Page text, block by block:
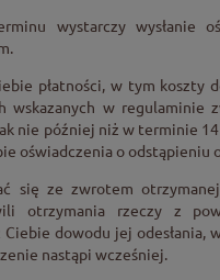
wystarczy wysłanie
płatności, w tym koszty
wskazanych w regulaminie
nie później niż w terminie
oświadczenia o odstąpieniu
się ze zwrotem
otrzymania rzeczy z
dowodu jej odesłania,
nastąpi wcześniej.